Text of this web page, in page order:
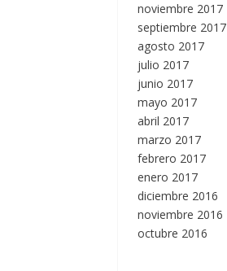
noviembre 2017
septiembre 2017
agosto 2017
julio 2017
junio 2017
mayo 2017
abril 2017
marzo 2017
febrero 2017
enero 2017
diciembre 2016
noviembre 2016
octubre 2016